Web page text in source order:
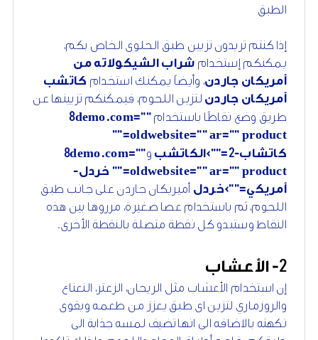
الطبق
إذا كنتم تريدون تزيين طبق الحلوى الخاص بكم،
يمكنكم إستخدام شراب الشيكولاته من
أمريكان جاردن، وأيضاً يمكنك استخدام كاتشب
أمريكان جاردن لتزين اللحوم، فيمكنكم تزيينها عن
طريق وضع نقاطًا باستخدام
8demo.com=""
oldwebsite="" ar="" product=""
كاتشاب-2="">الكاتشب و 8demo.com=""
oldwebsite="" ar="" product="" خردل-
أمريكي="">خردل أميريكان جاردن على جانب طبق
اللحوم، ثم باستخدام عصا صغيرة، مرروها بين هذه
النقاط وستبدو كل نقطة متصلة بالنقطة الأخرى.
2- الأعشاب
إن استخدام الأعشاب مثل الريحان، الزعتر، النعناع
والروزماري لتزين اى طبق يعزز من طعمه ويقوى
نكهته بالاضافه الى انها تضيف لمسه جذابة الى